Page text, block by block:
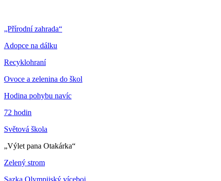
„Přírodní zahrada“
Adopce na dálku
Recyklohraní
Ovoce a zelenina do škol
Hodina pohybu navíc
72 hodin
Světová škola
„Výlet pana Otakárka“
Zelený strom
Sazka Olympijský víceboj